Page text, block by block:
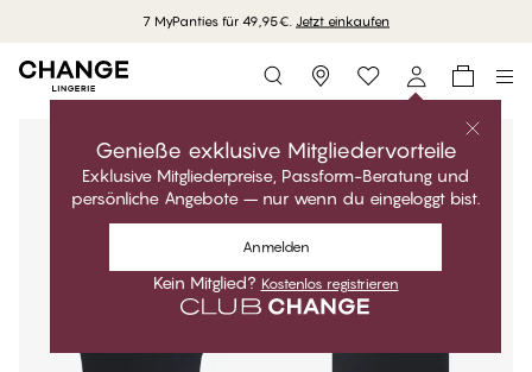
7 MyPanties für 49,95€. Jetzt einkaufen
Storefinder
Genieße exklusive Mitgliedervorteile
Exklusive Mitgliederpreise, Passform-Beratung und
persönliche Angebote – nur wenn du eingeloggt bist.
Anmelden
Kein Mitglied? Kostenlos registrieren